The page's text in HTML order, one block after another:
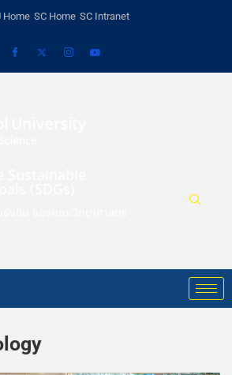
Home SC Home SC Intranet